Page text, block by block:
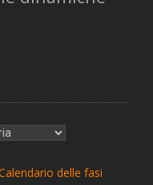
delle fasi